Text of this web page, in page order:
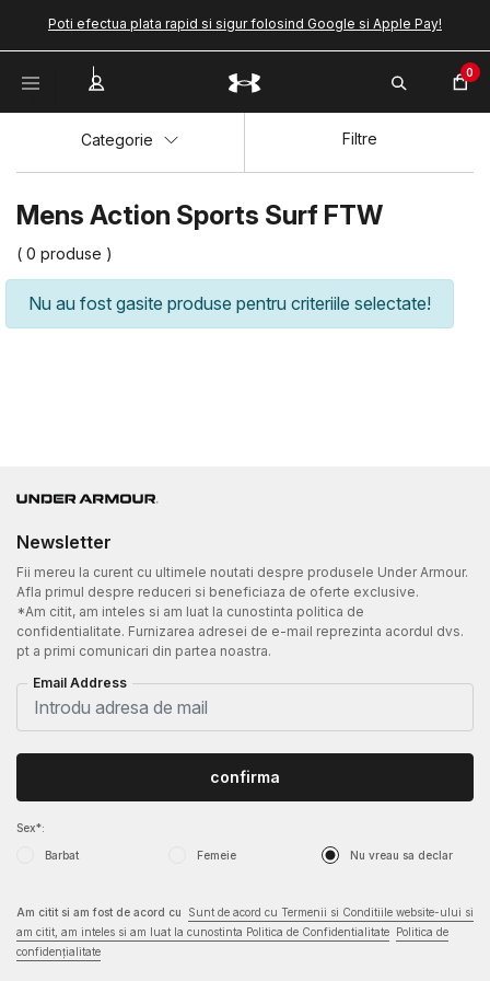
Poti efectua plata rapid si sigur folosind Google si Apple Pay!
0
Mens Action Sports Surf FTW
( 0 produse )
Categorie Filtre
Nu au fost gasite produse pentru criteriile selectate!
Newsletter
Fii mereu la curent cu ultimele noutati despre produsele Under Armour.
Afla primul despre reduceri si beneficiaza de oferte exclusive.
*Am citit, am inteles si am luat la cunostinta politica de
confidentialitate. Furnizarea adresei de e-mail reprezinta acordul dvs.
pt a primi comunicari din partea noastra.
Email Address
Sex*:
Barbat Femeie Nu vreau sa declar
confirma
Am citit si am fost de acord cu
Sunt de acord cu Termenii si Conditiile website-ului si
am citit, am inteles si am luat la cunostinta Politica de Confidentialitate Politica de
confidențialitate